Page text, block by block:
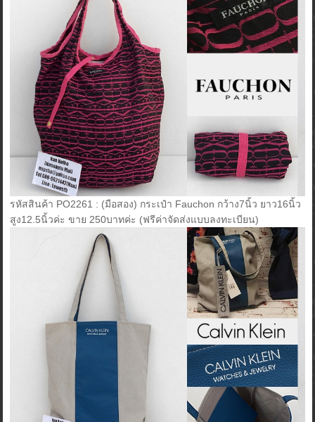
รหัสสินค้า PO2261 : (มือสอง) กระเป๋า Fauchon กว้าง7นิ้ว ยาว16นิ้ว
สูง12.5นิ้วค่ะ ขาย 250บาทค่ะ (ฟรีค่าจัดส่งแบบลงทะเบียน)